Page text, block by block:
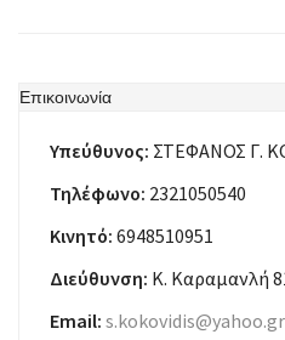
Επικοινωνία
Υπεύθυνος: ΣΤΕΦΑΝΟΣ Γ.
Τηλέφωνο: 2321050540
Κινητό: 6948510951
Διεύθυνση: Κ. Καραμανλή
Email: s.kokovidis@yahoo.gr